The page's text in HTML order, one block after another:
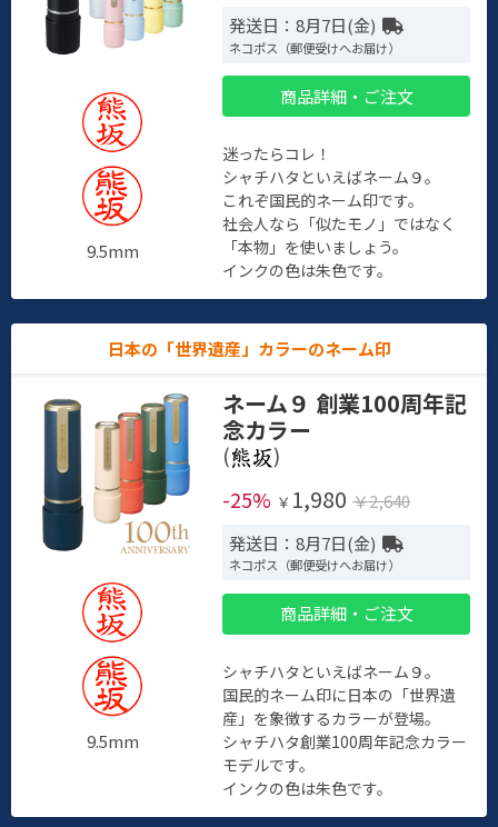
9.5mm
発送日：8月7日(金)
ネコポス（郵便受けへお届け）
商品詳細・ご注文
迷ったらコレ！
シャチハタといえばネーム９。
これぞ国民的ネーム印です。
社会人なら「似たモノ」ではなく
「本物」を使いましょう。
インクの色は朱色です。
日本の「世界遺産」カラーのネーム印
9.5mm
ネーム９ 創業100周年記
念カラー
(
)
-25% ￥ 1,980 ￥2,640
発送日：8月7日(金)
ネコポス（郵便受けへお届け）
商品詳細・ご注文
シャチハタといえばネーム９。
国民的ネーム印に日本の「世界遺
産」を象徴するカラーが登場。
シャチハタ創業100周年記念カラー
モデルです。
インクの色は朱色です。